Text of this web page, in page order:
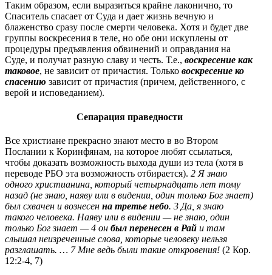
Таким образом, если выразиться крайне лаконично, то
Спаситель спасает от Суда и дает жизнь вечную и
блаженство сразу после смерти человека. Хотя и будет две
группы воскресения в теле, но обе они искуплены от
процедуры предъявления обвинений и оправдания на
Суде, и получат разную славу и честь. Т.е., воскресение как
таковое, не зависит от причастия. Только воскресение ко
спасению зависит от причастия (причем, действенного, с
верой и исповеданием).
Сепарация праведности
Все христиане прекрасно знают место в во Втором
Послании к Коринфянам, на которое любят ссылаться,
чтобы доказать возможность выхода души из тела (хотя в
переводе РБО эта возможность отбирается). 2 Я знаю
одного христианина, который четырнадцать лет тому
назад (не знаю, наяву или в видении, один только Бог знает)
был схвачен и вознесен на третье небо. 3 Да, я знаю
такого человека. Наяву или в видении — не знаю, один
только Бог знает — 4 он был перенесен в Рай и там
слышал неизреченные слова, которые человеку нельзя
разглашать. … 7 Мне ведь были такие откровения! (2 Кор.
12:2-4, 7)